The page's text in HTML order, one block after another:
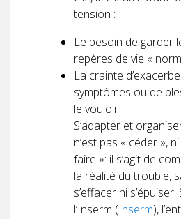
tension :
Le besoin de garder
repères de vie «
La crainte
symptômes ou de
le vouloir
S’adapter et
n’est pas « céder »,
faire »: il s’agit de
la réalité du trouble,
s’effacer ni s’épuiser.
l’Inserm (Inserm),